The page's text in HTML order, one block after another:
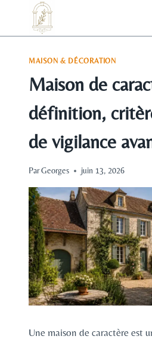
contenu
MAISON & DÉCORATION
Maison de
définition,
de vigilance
ParGeorges juin 13, 2026
Une maison de caractère est